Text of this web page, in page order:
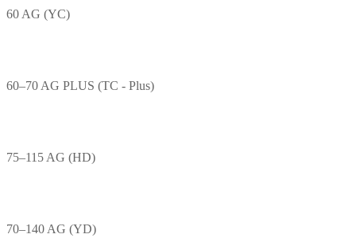
60 AG (YC)
60–70 AG PLUS (TC - Plus)
75–115 AG (HD)
70–140 AG (YD)